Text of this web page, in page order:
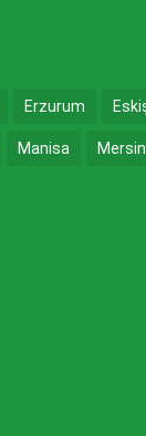
Erzurum
Manisa Mersin